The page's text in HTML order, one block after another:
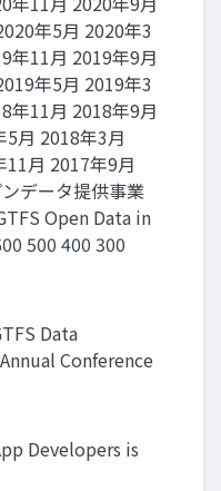
年5⽉ 2020年3
年11⽉ 2019年9⽉
年5⽉ 2019年3
年11⽉ 2018年9⽉
⽉ 2018年3⽉
⽉ 2017年9⽉
データ提供事業
Open Data in
500 400 300
Data
Conference
Developers is